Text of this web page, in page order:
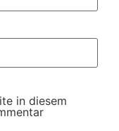
in diesem